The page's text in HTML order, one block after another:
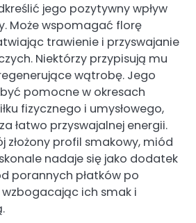
jego pozytywny wpływ
Może wspomagać florę
trawienie i przyswajanie
Niektórzy przypisują mu
wątrobę. Jego
pomocne w okresach
fizycznego i umysłowego,
łatwo przyswajalnej energii.
złożony profil smakowy, miód
nadaje się jako dodatek
porannych płatków po
ich smak i